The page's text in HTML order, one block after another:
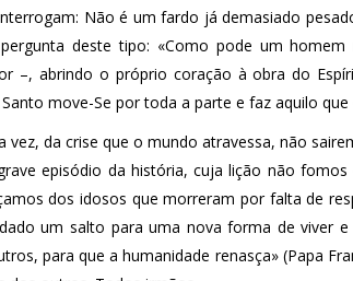
Não é um fardo já demasiado
deste tipo: «Como pode um
–, abrindo o próprio coração à obra do
move-Se por toda a parte e faz aquilo que
da crise que o mundo atravessa, não
episódio da história, cuja lição não
dos idosos que morreram por falta de
um salto para uma nova forma de viver
para que a humanidade renasça» (Papa